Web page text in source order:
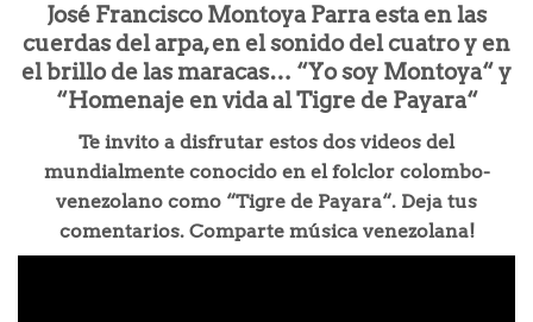
José Francisco Montoya Parra esta en las
cuerdas del arpa, en el sonido del cuatro y en
el brillo de las maracas… “Yo soy Montoya“ y
“Homenaje en vida al Tigre de Payara“
Te invito a disfrutar estos dos videos del
mundialmente conocido en el folclor colombo-
venezolano como “Tigre de Payara“. Deja tus
comentarios. Comparte música venezolana!